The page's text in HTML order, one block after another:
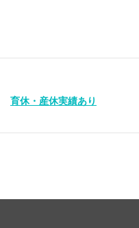
育休・産休実績あり